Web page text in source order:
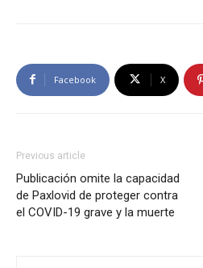
Facebook X
Previous article
Publicación omite la capacidad
de Paxlovid de proteger contra
el COVID-19 grave y la muerte